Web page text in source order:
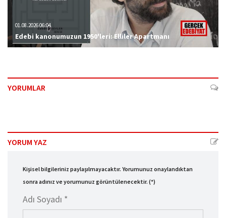
01.08.2026 06:04
Edebi kanonumuzun 1950'leri: Elliler Apartmanı
YORUMLAR
YORUM YAZ
Kişisel bilgileriniz paylaşılmayacaktır. Yorumunuz onaylandıktan
sonra adınız ve yorumunuz görüntülenecektir. (*)
Adı Soyadı *